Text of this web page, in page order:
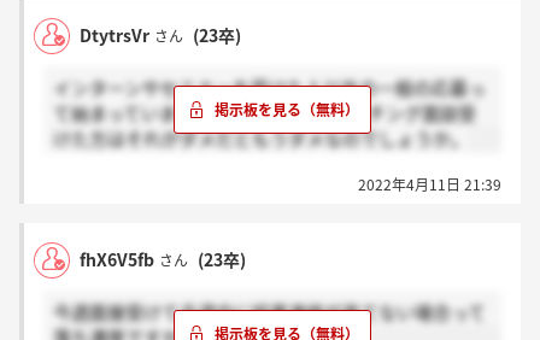
DtytrsVr さん (23卒)
インターンやセミナーを受けた人以外の一般の応募っ
て始まっていますか？また3月中にマッチング面談受
けた方はそれがダメだともうダメなのでしょうか。
2022年4月11日 21:39
fhX6V5fb さん (23卒)
今週面接受けて今週中に結果連絡が来てない場合って